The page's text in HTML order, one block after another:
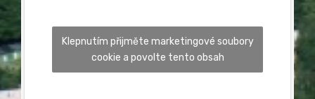
Klepnutím přijměte marketingové soubory
cookie a povolte tento obsah